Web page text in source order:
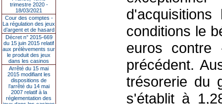
trimestre 2020 -
18/03/2021
Cour des comptes -
La régulation des jeux
d’argent et de hasard
Décret n° 2015-669
du 15 juin 2015 relatif
aux prélèvements sur
le produit des jeux
dans les casinos
Arrêté du 15 mai
2015 modifiant les
dispositions de
l’arrêté du 14 mai
2007 relatif à la
réglementation des
conditions le
euros contre
précédent.
trésorerie du
s'établit à